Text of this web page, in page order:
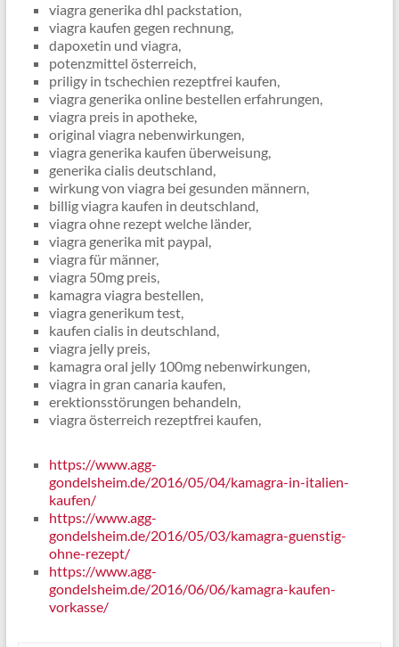
viagra generika dhl packstation,
viagra kaufen gegen rechnung,
dapoxetin und viagra,
potenzmittel österreich,
priligy in tschechien rezeptfrei kaufen,
viagra generika online bestellen erfahrungen,
viagra preis in apotheke,
original viagra nebenwirkungen,
viagra generika kaufen überweisung,
generika cialis deutschland,
wirkung von viagra bei gesunden männern,
billig viagra kaufen in deutschland,
viagra ohne rezept welche länder,
viagra generika mit paypal,
viagra für männer,
viagra 50mg preis,
kamagra viagra bestellen,
viagra generikum test,
kaufen cialis in deutschland,
viagra jelly preis,
kamagra oral jelly 100mg nebenwirkungen,
viagra in gran canaria kaufen,
erektionsstörungen behandeln,
viagra österreich rezeptfrei kaufen,
https://www.agg-
gondelsheim.de/2016/05/04/kamagra-in-italien-
kaufen/
https://www.agg-
gondelsheim.de/2016/05/03/kamagra-guenstig-
ohne-rezept/
https://www.agg-
gondelsheim.de/2016/06/06/kamagra-kaufen-
vorkasse/